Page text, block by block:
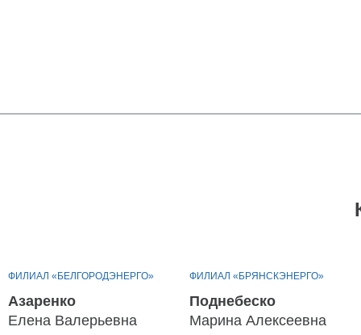
ФИЛИАЛ «БЕЛГОРОДЭНЕРГО»
Азаренко
Елена Валерьевна
ФИЛИАЛ «БРЯНСКЭНЕРГО»
Поднебеско
Марина Алексеевна